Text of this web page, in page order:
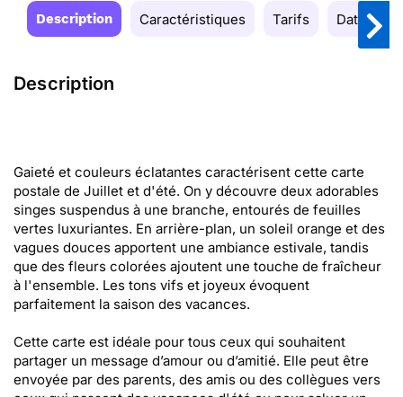
Description Caractéristiques Tarifs Date de
Description
Gaieté et couleurs éclatantes caractérisent cette carte
postale de Juillet et d'été. On y découvre deux adorables
singes suspendus à une branche, entourés de feuilles
vertes luxuriantes. En arrière-plan, un soleil orange et des
vagues douces apportent une ambiance estivale, tandis
que des fleurs colorées ajoutent une touche de fraîcheur
à l'ensemble. Les tons vifs et joyeux évoquent
parfaitement la saison des vacances.
Cette carte est idéale pour tous ceux qui souhaitent
partager un message d’amour ou d’amitié. Elle peut être
envoyée par des parents, des amis ou des collègues vers